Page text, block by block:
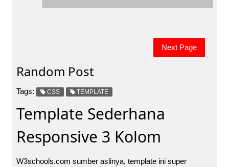
Next Page
Random Post
Tags: CSS TEMPLATE
Template Sederhana
Responsive 3 Kolom
W3schools.com sumber aslinya, template ini super